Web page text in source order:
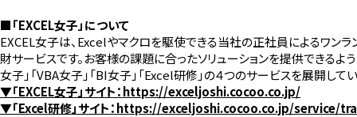
■「EXCEL女子」について
EXCEL女子は、Excelやマクロを駆使できる当社の正社員によるワンラ
財サービスです。お客様の課題に合ったソリューションを提供できるよう
女子」「VBA女子」「BI女子」「Excel研修」の４つのサービスを展開して
▼「EXCEL女子」サイト：https://exceljoshi.cocoo.co.jp/
▼「Excel研修」サイト：https://exceljoshi.cocoo.co.jp/service/